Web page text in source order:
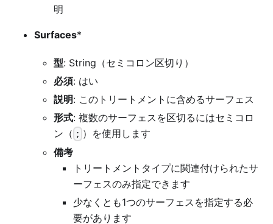
明
Surfaces*
型: String（セミコロン区切り）
必須: はい
説明: このトリートメントに含めるサーフェス
形式: 複数のサーフェスを区切るにはセミコロ
ン（ ; ）を使用します
備考
トリートメントタイプに関連付けられたサ
ーフェスのみ指定できます
少なくとも1つのサーフェスを指定する必
要があります